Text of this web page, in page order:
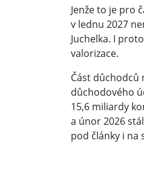
Jenže to je pro
v lednu 2027
Juchelka. I
valorizace.
Část důchodců
důchodového
15,6 miliardy
a únor 2026
pod články i na